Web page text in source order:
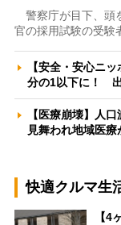
警察庁が目下、頭
官の採用試験の受
【安全・安心ニ
分の1以下に！
【医療崩壊】人
見舞われ地域医
快適クルマ生
【4